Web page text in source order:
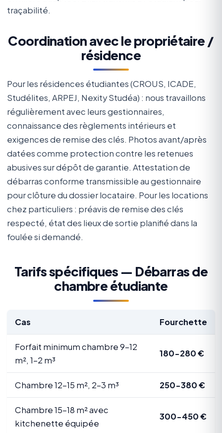
traçabilité.
Coordination avec le propriétaire /
résidence
Pour les résidences étudiantes (CROUS, ICADE,
Studélites, ARPEJ, Nexity Studéa) : nous travaillons
régulièrement avec leurs gestionnaires,
connaissance des règlements intérieurs et
exigences de remise des clés. Photos avant/après
datées comme protection contre les retenues
abusives sur dépôt de garantie. Attestation de
débarras conforme transmissible au gestionnaire
pour clôture du dossier locataire. Pour les locations
chez particuliers : préavis de remise des clés
respecté, état des lieux de sortie planifié dans la
foulée si demandé.
Tarifs spécifiques — Débarras de
chambre étudiante
Cas Fourchette
Forfait minimum chambre 9-12
m², 1-2 m³
180-280 €
Chambre 12-15 m², 2-3 m³ 250-380 €
Chambre 15-18 m² avec
kitchenette équipée
300-450 €